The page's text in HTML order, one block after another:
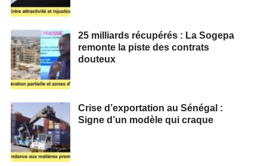
25 milliards récupérés : La Sogepa
remonte la piste des contrats
douteux
Crise d’exportation au Sénégal :
Signe d’un modèle qui craque